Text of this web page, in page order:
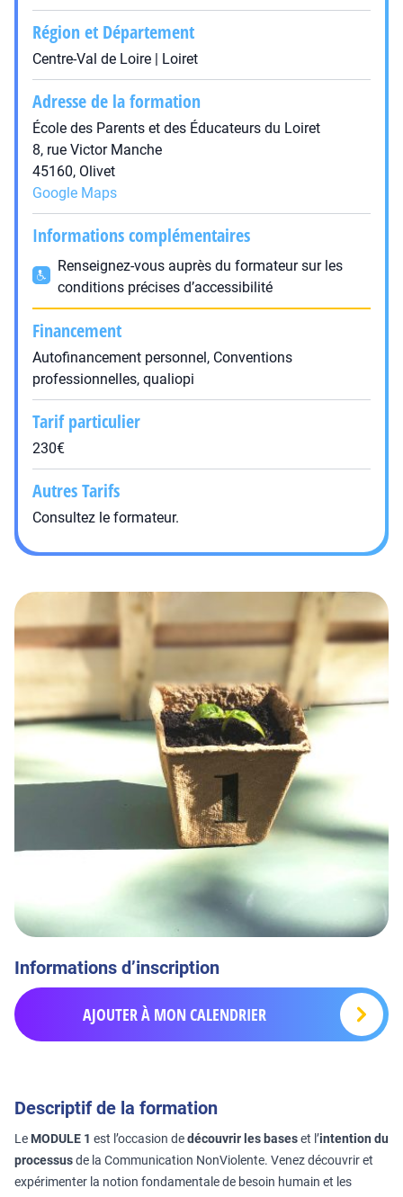
Région et Département
Centre-Val de Loire | Loiret
Adresse de la formation
École des Parents et des Éducateurs du Loiret
8, rue Victor Manche
45160, Olivet
Google Maps
Informations complémentaires
Renseignez-vous auprès du formateur sur les
conditions précises d’accessibilité
Financement
Autofinancement personnel, Conventions
professionnelles, qualiopi
Tarif particulier
230€
Autres Tarifs
Consultez le formateur.
Informations d’inscription
AJOUTER À MON CALENDRIER
Descriptif de la formation
Le MODULE 1 est l’occasion dedécouvrir les baseset l’intention du
processusde la Communication NonViolente. Venez découvrir et
expérimenter la notion fondamentale de besoin humain et les